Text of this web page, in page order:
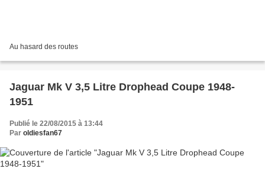
Au hasard des routes
Jaguar Mk V 3,5 Litre Drophead Coupe 1948-
1951
Publié le 22/08/2015 à 13:44
Par oldiesfan67